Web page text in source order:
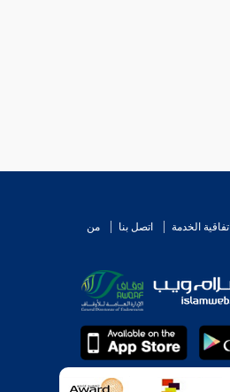
اتفاقية الخدمة اتصل بنا
من